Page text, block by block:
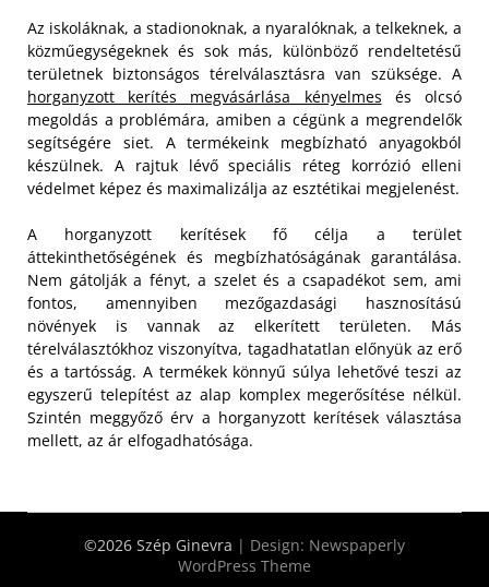
Az iskoláknak, a stadionoknak, a nyaralóknak, a telkeknek, a
közműegységeknek és sok más, különböző rendeltetésű
területnek biztonságos térelválasztásra van szüksége. A
horganyzott kerítés megvásárlása kényelmes és olcsó
megoldás a problémára, amiben a cégünk a megrendelők
segítségére siet. A termékeink megbízható anyagokból
készülnek. A rajtuk lévő speciális réteg korrózió elleni
védelmet képez és maximalizálja az esztétikai megjelenést.
A horganyzott kerítések fő célja a terület
áttekinthetőségének és megbízhatóságának garantálása.
Nem gátolják a fényt, a szelet és a csapadékot sem, ami
fontos, amennyiben mezőgazdasági hasznosítású
növények is vannak az elkerített területen. Más
térelválasztókhoz viszonyítva, tagadhatatlan előnyük az erő
és a tartósság. A termékek könnyű súlya lehetővé teszi az
egyszerű telepítést az alap komplex megerősítése nélkül.
Szintén meggyőző érv a horganyzott kerítések választása
mellett, az ár elfogadhatósága.
©2026 Szép Ginevra | Design: Newspaperly
WordPress Theme